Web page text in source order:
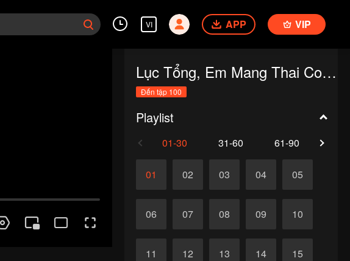
VI APP VIP
Lục Tổng, Em Mang Thai Con Của Anh Rồi!
Đến tập 100
Playlist
01-30 31-60 61-90
01 02 03 04 05
06 07 08 09 10
11 12 13 14 15